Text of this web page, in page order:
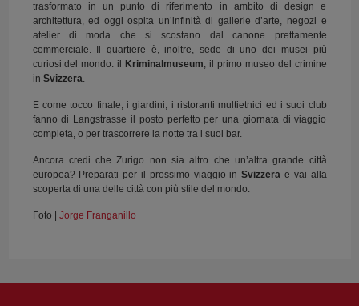
trasformato in un punto di riferimento in ambito di design e
architettura, ed oggi ospita un’infinità di gallerie d’arte, negozi e
atelier di moda che si scostano dal canone prettamente
commerciale. Il quartiere è, inoltre, sede di uno dei musei più
curiosi del mondo: il
Kriminalmuseum, il primo museo del crimine
in Svizzera.
E come tocco finale, i giardini, i ristoranti multietnici ed i suoi club
fanno di Langstrasse il posto perfetto per una giornata di viaggio
completa, o per trascorrere la notte tra i suoi bar.
Ancora credi che Zurigo non sia altro che un’altra grande città
europea? Preparati per il prossimo viaggio inSvizzera e vai alla
scoperta di una delle città con più stile del mondo.
Foto | Jorge Franganillo